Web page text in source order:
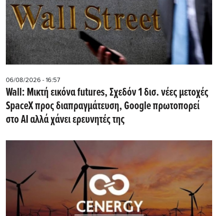
06/08/2026 - 16:57
Wall: Μικτή εικόνα futures, Σχεδόν 1 δισ. νέες μετοχές
SpaceX προς διαπραγμάτευση, Google πρωτοπορεί
στο AI αλλά χάνει ερευνητές της